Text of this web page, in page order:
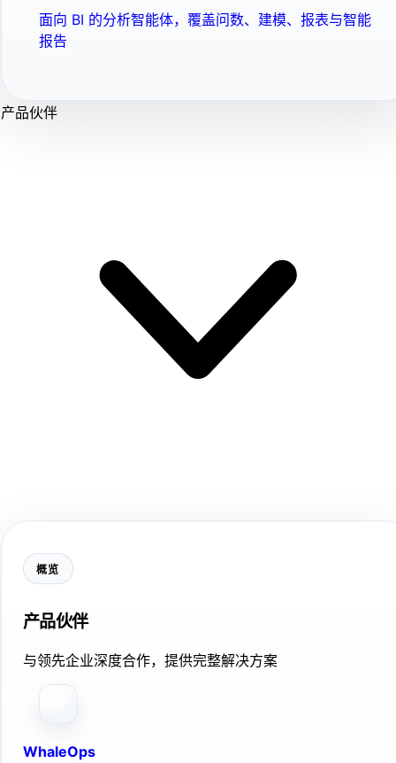
面向 BI 的分析智能体，覆盖问数、建模、报表与智能
报告
产品伙伴
概览
产品伙伴
与领先企业深度合作，提供完整解决方案
WhaleOps